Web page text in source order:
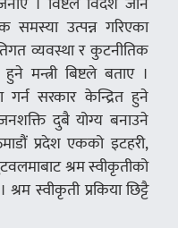
समस्या उत्पन्न गरिएका
व्यवस्था र कुटनीतिक
मन्त्री बिष्टले बताए ।
गर्न सरकार केन्द्रित हुने
दुबै योग्य बनाउने
प्रदेश एकको इटहरी,
श्रम स्वीकृतीको
स्वीकृती प्रकिया छिट्टै